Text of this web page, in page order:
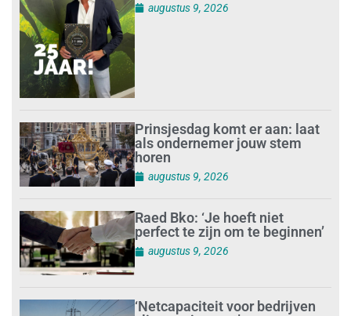
augustus 9, 2026
Prinsjesdag komt er aan: laat
als ondernemer jouw stem
horen
augustus 9, 2026
Raed Bko: ‘Je hoeft niet
perfect te zijn om te beginnen’
augustus 9, 2026
‘Netcapaciteit voor bedrijven